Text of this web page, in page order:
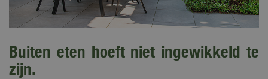
Buiten eten hoeft niet ingewikkeld te
zijn.